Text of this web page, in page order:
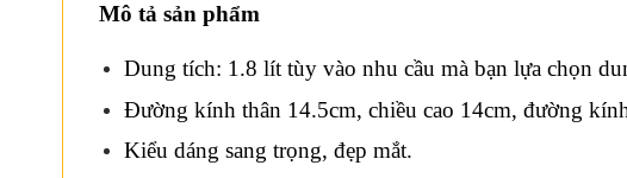
Mô tả sản phẩm
Dung tích: 1.8 lít tùy vào nhu cầu mà bạn lựa chọn
Đường kính thân 14.5cm, chiều cao 14cm, đường
Kiểu dáng sang trọng, đẹp mắt.